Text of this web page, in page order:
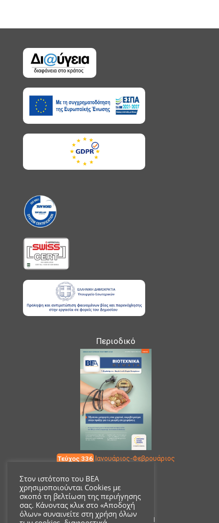
Περιοδικό
Τεύχος 336 Ιανουάριος-Φεβρουάριος
Επικοινωνία
Ακαδημίας 18, ΤΚ 10671
Στον ιστότοπο του ΒΕΑ
χρησιμοποιούνται Cookies με
σκοπό τη βελτίωση της περιήγησης
σας. Κάνοντας κλικ στο «Αποδοχή
όλων» συναινείτε στη χρήση όλων